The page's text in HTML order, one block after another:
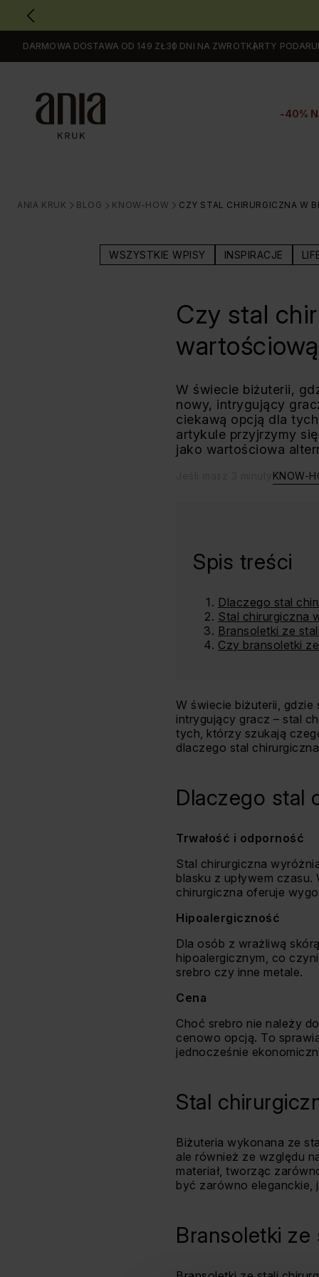
GŁÓWNEJ
ZAWARTOŚCI
MENU
DARMOWA DOSTAWA OD 149 ZŁ30 DNI NA ZWROTKARTY
-40%
ANIA KRUK
>
BLOG
>
KNOW-HOW
>
CZY STAL CHIRURGICZNA W
WSZYSTKIE WPISY INSPIRACJE
Czy stal
W świecie biżuterii,
nowy, intrygujący
ciekawą opcją dla
artykule przyjrzymy
jako wartościowa
KNOW-
Spis treści
Dlaczego stal
Stal chirurgiczna
Bransoletki ze
Czy bransoletki
W świecie biżuterii,
intrygujący gracz – stal
tych, którzy szukają
dlaczego stal
Dlaczego stal
Trwałość i odporność
Stal chirurgiczna
blasku z upływem
chirurgiczna oferuje
Hipoalergiczność
Dla osób z wrażliwą
hipoalergicznym, co
srebro czy inne metale.
Cena
Choć srebro nie należy
cenowo opcją. To
jednocześnie
Stal
Biżuteria wykonana ze
ale również ze względu
materiał, tworząc
być zarówno eleganckie,
Bransoletki